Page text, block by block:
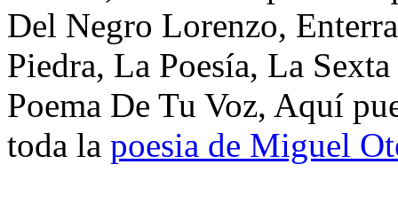
Del Negro Lorenzo,
Piedra, La Poesía, La
Poema De Tu Voz, Aquí
toda la poesia de Miguel